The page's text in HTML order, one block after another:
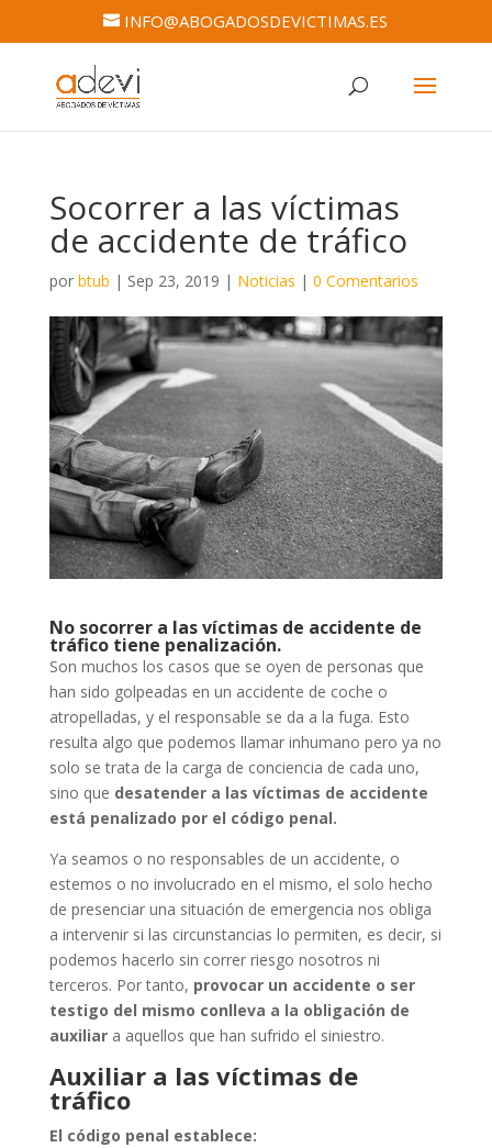
INFO@ABOGADOSDEVICTIMAS.ES
Socorrer a las víctimas
de accidente de tráfico
por btub | Sep 23, 2019 | Noticias | 0 Comentarios
No socorrer a las víctimas de accidente de
tráfico tiene penalización.
Son muchos los casos que se oyen de personas que
han sido golpeadas en un accidente de coche o
atropelladas, y el responsable se da a la fuga. Esto
resulta algo que podemos llamar inhumano pero ya no
solo se trata de la carga de conciencia de cada uno,
sino que desatender a las víctimas de accidente
está penalizado por el código penal.
Ya seamos o no responsables de un accidente, o
estemos o no involucrado en el mismo, el solo hecho
de presenciar una situación de emergencia nos obliga
a intervenir si las circunstancias lo permiten, es decir, si
podemos hacerlo sin correr riesgo nosotros ni
terceros. Por tanto, provocar un accidente o ser
testigo del mismo conlleva a la obligación de
auxiliara aquellos que han sufrido el siniestro.
Auxiliar a las víctimas de
tráfico
El código penal establece: